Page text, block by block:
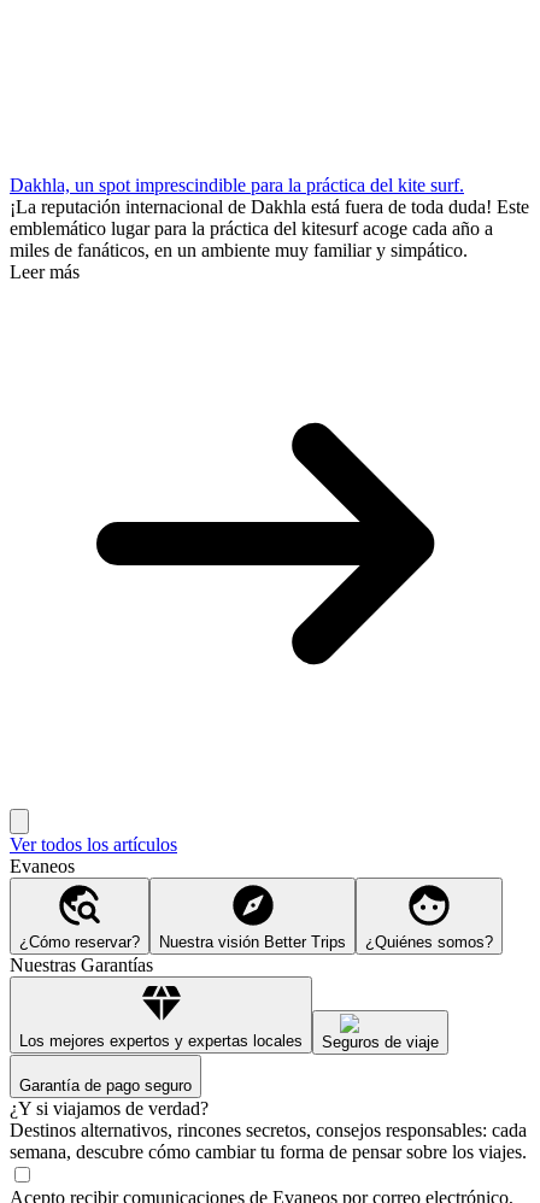
Dakhla, un spot imprescindible para la práctica del kite surf.
¡La reputación internacional de Dakhla está fuera de toda duda! Este
emblemático lugar para la práctica del kitesurf acoge cada año a
miles de fanáticos, en un ambiente muy familiar y simpático.
Leer más
Ver todos los artículos
Evaneos
¿Cómo reservar? Nuestra visión Better Trips ¿Quiénes somos?
Nuestras Garantías
Los mejores expertos y expertas locales Seguros de viaje
Garantía de pago seguro
¿Y si viajamos de verdad?
Destinos alternativos, rincones secretos, consejos responsables: cada
semana, descubre cómo cambiar tu forma de pensar sobre los viajes.
Acepto recibir comunicaciones de Evaneos por correo electrónico,